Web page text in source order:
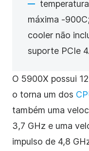
temperatura
máxima -900C;
cooler não
suporte PCIe
O 5900X possui
o torna um dos
também uma
3,7 GHz e uma
impulso de 4,8